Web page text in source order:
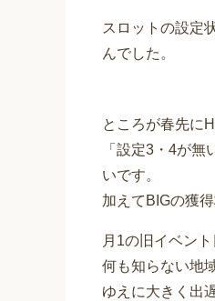
スロットの設定
んでした。
ところが春先に
「設定3・4が
いです。
加えてBIGの獲
月1の旧イベン
何も知らない地
ゆえに大きく出